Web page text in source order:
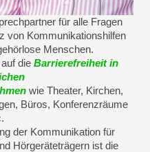
für alle Fragen
von Kommunikationshilfen
Menschen.
die Barrierefreiheit in
wie Theater, Kirchen,
Büros, Konferenzräume
der Kommunikation für
Hörgeräteträgern ist die